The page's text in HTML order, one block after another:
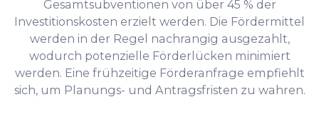
Gesamtsubventionen von über 45 % der
Investitionskosten erzielt werden. Die Fördermittel
werden in der Regel nachrangig ausgezahlt,
wodurch potenzielle Förderlücken minimiert
werden. Eine frühzeitige Förderanfrage empfiehlt
sich, um Planungs- und Antragsfristen zu wahren.